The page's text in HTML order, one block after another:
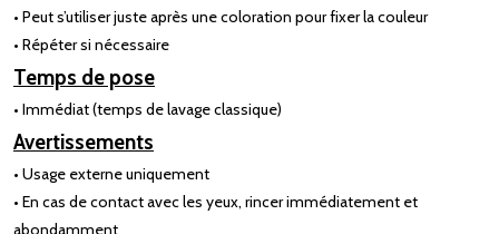
• Peut s’utiliser juste après une coloration pour fixer la couleur
• Répéter si nécessaire
Temps de pose
• Immédiat (temps de lavage classique)
Avertissements
• Usage externe uniquement
• En cas de contact avec les yeux, rincer immédiatement et
abondamment